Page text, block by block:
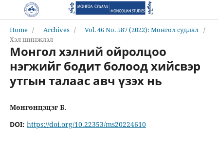
Home / Archives / Vol. 46 No. 587 (2022): Монгол судлал /
Хэл шинжлэл
Монгол хэлний ойролцоо
нэгжийг бодит болоод хийсвэр
утгын талаас авч үзэх нь
Мөнгөнцэцэг Б.
DOI: https://doi.org/10.22353/ms20224610